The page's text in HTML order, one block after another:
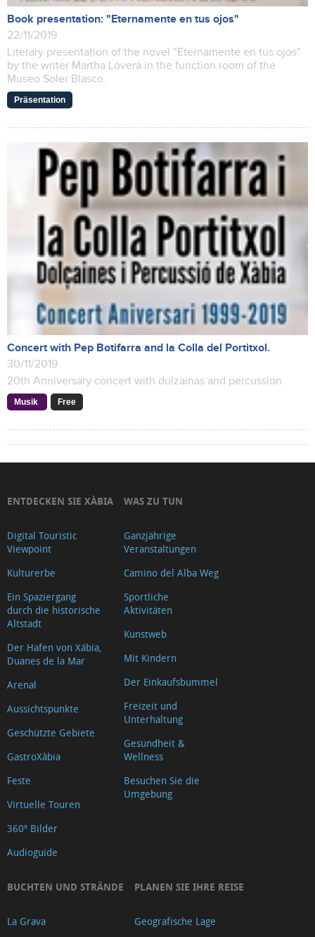
Book presentation: "Eternamente en tus ojos"
22/11/2019
Literary presentation of the novel "Eternamente en tus ojos"
by the writer Martha Lovera in the function room of the
Museo Soler Blasco.
Präsentation
Concert with Pep Botifarra and la Colla del Portitxol.
30/11/2019
20th Anniversary concert with dulzainas and percussion.
Musik Free
ENTDECKEN SIE XÀBIA
Digital Touristic
Viewpoint
Kulturerbe
Ein Spaziergang
durch die historische
Altstadt
Der Hafen von Xábia,
Duanes de la Mar
Arenal
Aussichtspunkte
Geschützte Gebiete
GastroXàbia
Feste
Virtuelle Touren
360º Bilder
Audioguide
WAS ZU TUN
Ganzjährige
Veranstaltungen
Camino del Alba Weg
Sportliche
Aktivitäten
Kunstweb
Mit Kindern
Der Einkaufsbummel
Freizeit und
Unterhaltung
Gesundheit &
Wellness
Besuchen Sie die
Umgebung
BUCHTEN UND STRÄNDE
La Grava
PLANEN SIE IHRE REISE
Geografische Lage